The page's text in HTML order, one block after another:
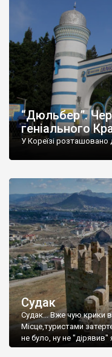
“Дюльбер”.
геніального
У Кореїзі розташовано
Судак
Судак... Вже чую крики
Місце,туристами
не було, ну не "дірявив"